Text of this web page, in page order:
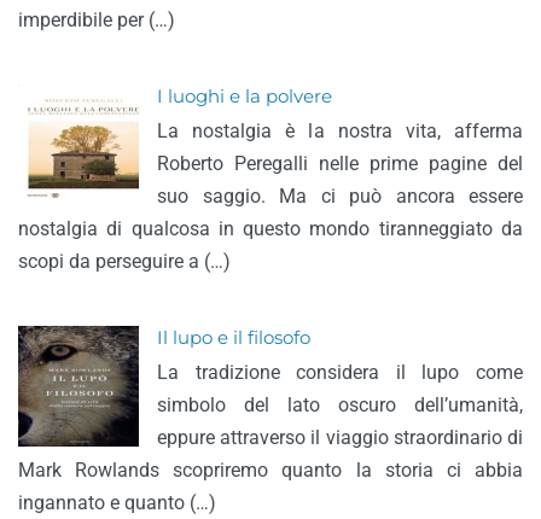
imperdibile per (…)
I luoghi e la polvere
La nostalgia è la nostra vita, afferma
Roberto Peregalli nelle prime pagine del
suo saggio. Ma ci può ancora essere
nostalgia di qualcosa in questo mondo tiranneggiato da
scopi da perseguire a (…)
Il lupo e il filosofo
La tradizione considera il lupo come
simbolo del lato oscuro dell’umanità,
eppure attraverso il viaggio straordinario di
Mark Rowlands scopriremo quanto la storia ci abbia
ingannato e quanto (…)